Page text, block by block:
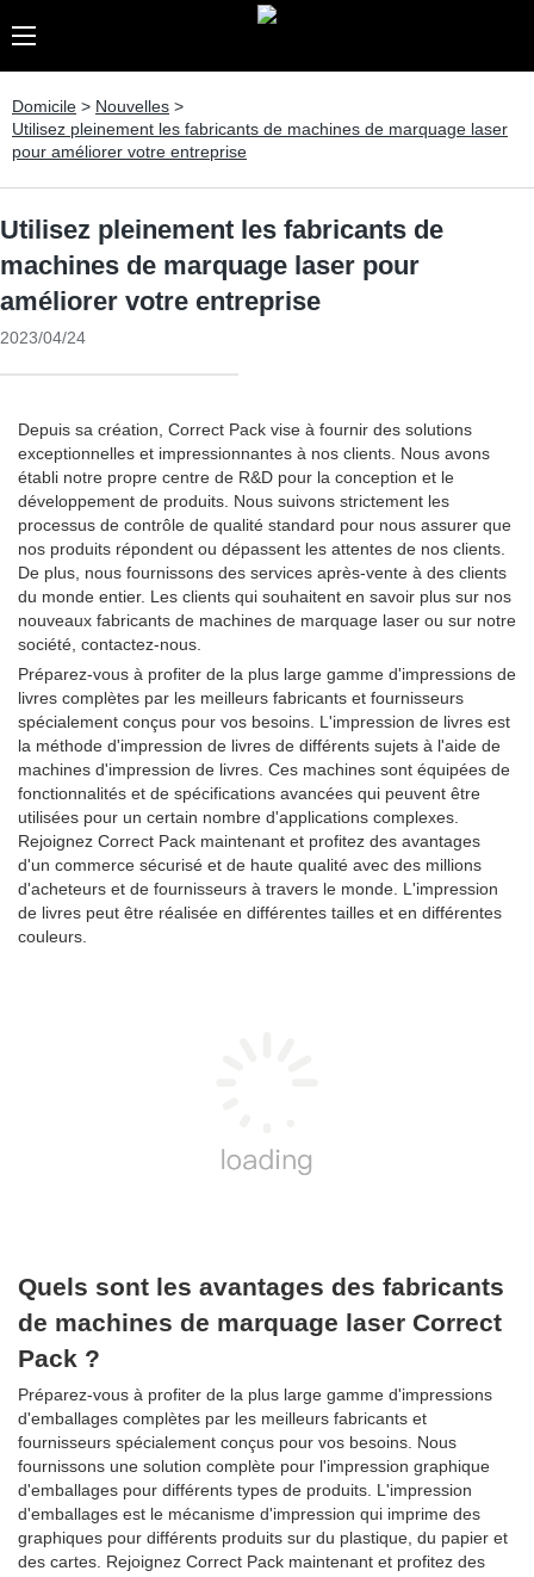
Domicile > Nouvelles >
Utilisez pleinement les fabricants de machines de marquage laser
pour améliorer votre entreprise
Utilisez pleinement les fabricants de
machines de marquage laser pour
améliorer votre entreprise
2023/04/24
Depuis sa création, Correct Pack vise à fournir des solutions
exceptionnelles et impressionnantes à nos clients. Nous avons
établi notre propre centre de R&D pour la conception et le
développement de produits. Nous suivons strictement les
processus de contrôle de qualité standard pour nous assurer que
nos produits répondent ou dépassent les attentes de nos clients.
De plus, nous fournissons des services après-vente à des clients
du monde entier. Les clients qui souhaitent en savoir plus sur nos
nouveaux fabricants de machines de marquage laser ou sur notre
société, contactez-nous.
Préparez-vous à profiter de la plus large gamme d'impressions de
livres complètes par les meilleurs fabricants et fournisseurs
spécialement conçus pour vos besoins. L'impression de livres est
la méthode d'impression de livres de différents sujets à l'aide de
machines d'impression de livres. Ces machines sont équipées de
fonctionnalités et de spécifications avancées qui peuvent être
utilisées pour un certain nombre d'applications complexes.
Rejoignez Correct Pack maintenant et profitez des avantages
d'un commerce sécurisé et de haute qualité avec des millions
d'acheteurs et de fournisseurs à travers le monde. L'impression
de livres peut être réalisée en différentes tailles et en différentes
couleurs.
Quels sont les avantages des fabricants
de machines de marquage laser Correct
Pack ?
Préparez-vous à profiter de la plus large gamme d'impressions
d'emballages complètes par les meilleurs fabricants et
fournisseurs spécialement conçus pour vos besoins. Nous
fournissons une solution complète pour l'impression graphique
d'emballages pour différents types de produits. L'impression
d'emballages est le mécanisme d'impression qui imprime des
graphiques pour différents produits sur du plastique, du papier et
des cartes. Rejoignez Correct Pack maintenant et profitez des